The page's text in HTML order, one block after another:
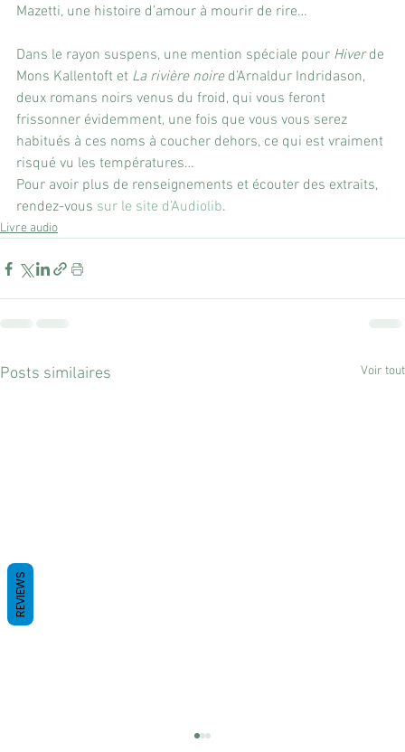
Mazetti, une histoire d’amour à mourir de rire…
Dans le rayon suspens, une mention spéciale pour Hiver de
Mons Kallentoft et La rivière noire d’Arnaldur Indridason,
deux romans noirs venus du froid, qui vous feront
frissonner évidemment, une fois que vous vous serez
habitués à ces noms à coucher dehors, ce qui est vraiment
risqué vu les températures…
Pour avoir plus de renseignements et écouter des extraits,
rendez-vous sur le site d’Audiolib.
Livre audio
Posts similaires Voir tout
REVIEWS